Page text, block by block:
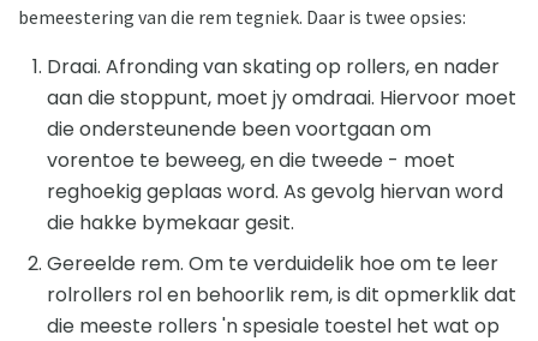
bemeestering van die rem tegniek. Daar is twee opsies:
Draai. Afronding van skating op rollers, en nader
aan die stoppunt, moet jy omdraai. Hiervoor moet
die ondersteunende been voortgaan om
vorentoe te beweeg, en die tweede - moet
reghoekig geplaas word. As gevolg hiervan word
die hakke bymekaar gesit.
Gereelde rem. Om te verduidelik hoe om te leer
rolrollers rol en behoorlik rem, is dit opmerklik dat
die meeste rollers 'n spesiale toestel het wat op